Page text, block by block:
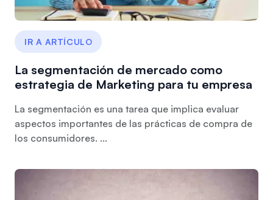
IR A ARTÍCULO
La segmentación de mercado como
estrategia de Marketing para tu empresa
La segmentación es una tarea que implica evaluar
aspectos importantes de las prácticas de compra de
los consumidores. ...